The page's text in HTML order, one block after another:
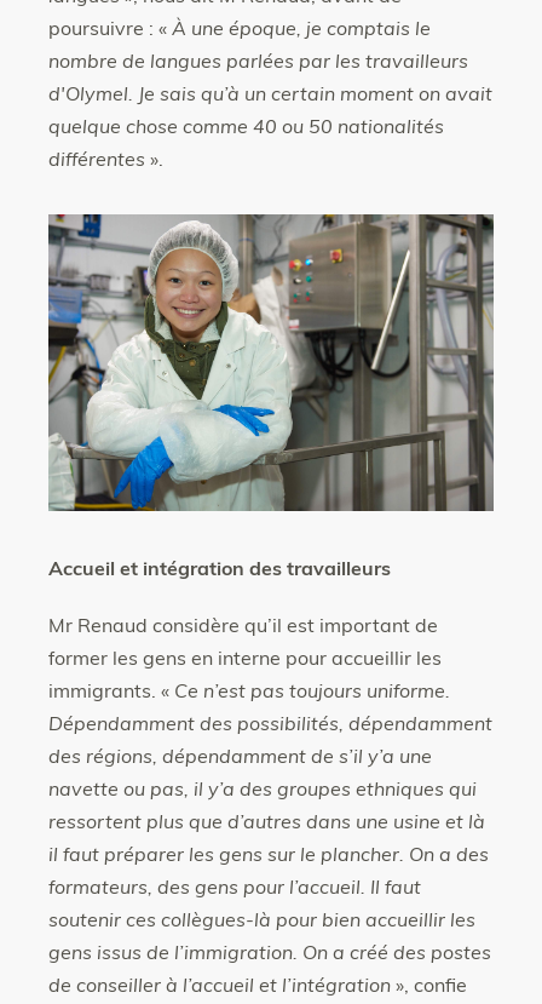
poursuivre : « À une époque, je comptais le
nombre de langues parlées par les travailleurs
d'Olymel. Je sais qu’à un certain moment on avait
quelque chose comme 40 ou 50 nationalités
différentes ».
Accueil et intégration des travailleurs
Mr Renaud considère qu’il est important de
former les gens en interne pour accueillir les
immigrants. « Ce n’est pas toujours uniforme.
Dépendamment des possibilités, dépendamment
des régions, dépendamment de s’il y’a une
navette ou pas, il y’a des groupes ethniques qui
ressortent plus que d’autres dans une usine et là
il faut préparer les gens sur le plancher. On a des
formateurs, des gens pour l’accueil. Il faut
soutenir ces collègues-là pour bien accueillir les
gens issus de l’immigration. On a créé des postes
de conseiller à l’accueil et l’intégration », confie